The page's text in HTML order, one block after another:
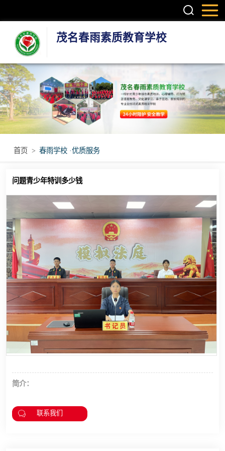
茂名春雨素质教育学校
首页 > 春雨学校 ·优质服务
问题青少年特训多少钱
简介：
联系我们
叛逆孩子学校
学生厌学学校
孩子厌学学校
青少年厌学学校